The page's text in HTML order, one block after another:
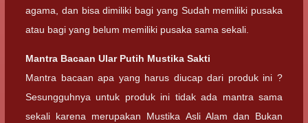
agama, dan bisa dimiliki bagi yang Sudah memiliki pusaka
atau bagi yang belum memiliki pusaka sama sekali.
Mantra Bacaan Ular Putih Mustika Sakti
Mantra bacaan apa yang harus diucap dari produk ini ?
Sesungguhnya untuk produk ini tidak ada mantra sama
sekali karena merupakan Mustika Asli Alam dan Bukan